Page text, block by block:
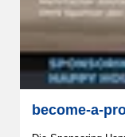
become-a-